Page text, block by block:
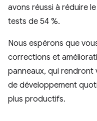
avons réussi à réduire
tests de 54 %.
Nous espérons que
corrections et
panneaux, qui
de développement
plus productifs.